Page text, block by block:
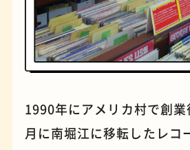
1990年にアメリカ村で創
月に南堀江に移転したレコ